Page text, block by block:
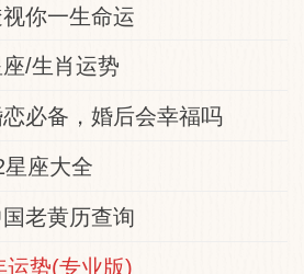
你一生命运
/生肖运势
必备，婚后会幸福吗
座大全
老黄历查询
运势(专业版)